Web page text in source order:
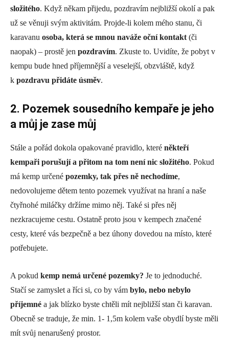
složitého. Když někam přijedu, pozdravím nejbližší okolí a pak
už se věnuji svým aktivitám. Projde-li kolem mého stanu, či
karavanu osoba, která se mnou naváže oční kontakt (či
naopak) – prostě jen pozdravím. Zkuste to. Uvidíte, že pobyt v
kempu bude hned příjemnější a veselejší, obzvláště, když
k pozdravu přidáte úsměv.
2. Pozemek sousedního kempaře je jeho
a můj je zase můj
Stále a pořád dokola opakované pravidlo, které někteří
kempaři porušují a přitom na tom není nic složitého. Pokud
má kemp určené pozemky, tak přes ně nechodíme,
nedovolujeme dětem tento pozemek využívat na hraní a naše
čtyřnohé miláčky držíme mimo něj. Také si přes něj
nezkracujeme cestu. Ostatně proto jsou v kempech značené
cesty, které vás bezpečně a bez úhony dovedou na místo, které
potřebujete.
A pokud kemp nemá určené pozemky? Je to jednoduché.
Stačí se zamyslet a říci si, co by vám bylo, nebo nebylo
příjemné a jak blízko byste chtěli mít nejbližší stan či karavan.
Obecně se traduje, že min. 1- 1,5m kolem vaše obydlí byste měli
mít svůj nenarušený prostor.